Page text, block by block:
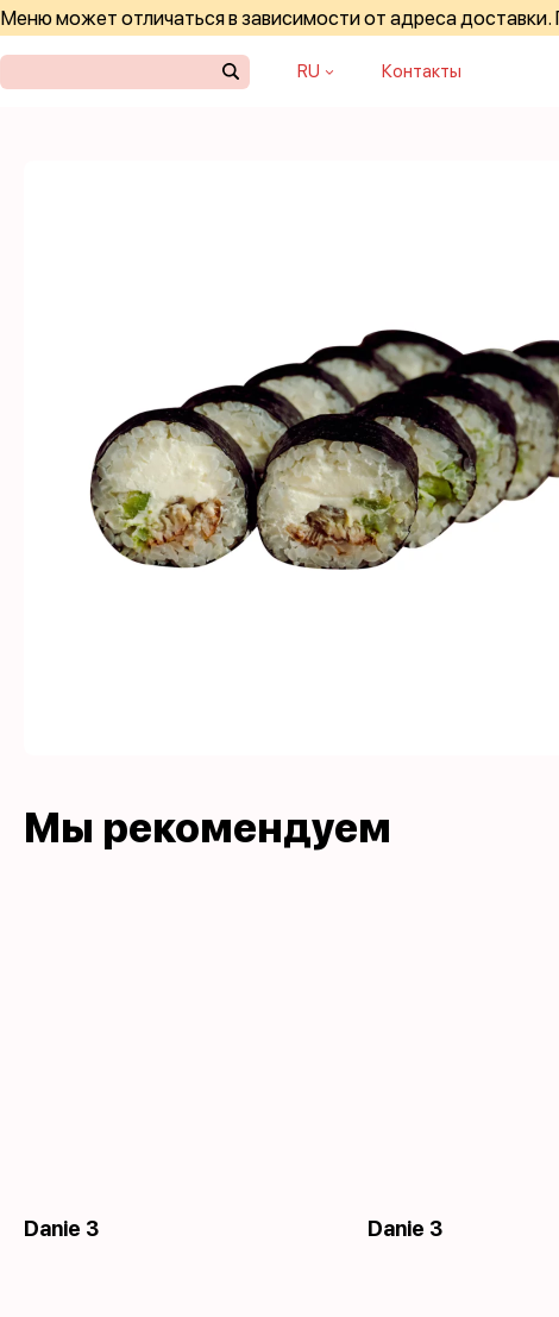
Меню может отличаться в зависимости от адреса
RU Контакты
Мы рекомендуем
Danie 3 Danie 3